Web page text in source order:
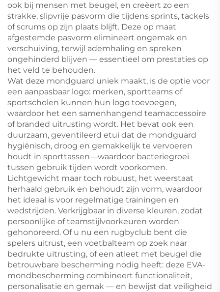
ook bij mensen met beugel, en creëert zo een
strakke, slipvrije pasvorm die tijdens sprints, tackels
of scrums op zijn plaats blijft. Deze op maat
afgestemde pasvorm elimineert ongemak en
verschuiving, terwijl ademhaling en spreken
ongehinderd blijven — essentieel om prestaties op
het veld te behouden.
Wat deze mondguard uniek maakt, is de optie voor
een aanpasbaar logo: merken, sportteams of
sportscholen kunnen hun logo toevoegen,
waardoor het een samenhangend teamaccessoire
of branded uitrusting wordt. Het bevat ook een
duurzaam, geventileerd etui dat de mondguard
hygiënisch, droog en gemakkelijk te vervoeren
houdt in sporttassen—waardoor bacteriegroei
tussen gebruik tijden wordt voorkomen.
Lichtgewicht maar toch robuust, het weerstaat
herhaald gebruik en behoudt zijn vorm, waardoor
het ideaal is voor regelmatige trainingen en
wedstrijden. Verkrijgbaar in diverse kleuren, zodat
persoonlijke of teamstijlvoorkeuren worden
gehonoreerd. Of u nu een rugbyclub bent die
spelers uitrust, een voetbalteam op zoek naar
bedrukte uitrusting, of een atleet met beugel die
betrouwbare bescherming nodig heeft: deze EVA-
mondbescherming combineert functionaliteit,
personalisatie en gemak — en bewijst dat veiligheid